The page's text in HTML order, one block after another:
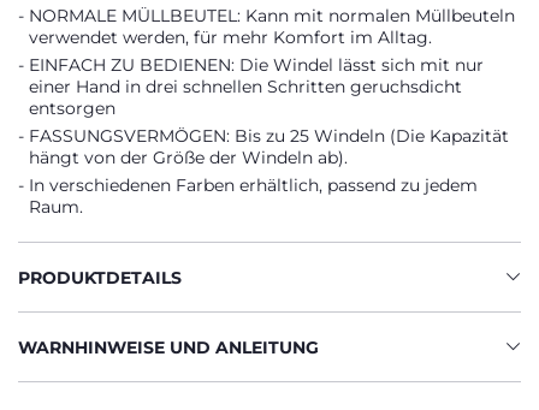
NORMALE MÜLLBEUTEL: Kann mit normalen Müllbeuteln
verwendet werden, für mehr Komfort im Alltag.
EINFACH ZU BEDIENEN: Die Windel lässt sich mit nur
einer Hand in drei schnellen Schritten geruchsdicht
entsorgen
FASSUNGSVERMÖGEN: Bis zu 25 Windeln (Die Kapazität
hängt von der Größe der Windeln ab).
In verschiedenen Farben erhältlich, passend zu jedem
Raum.
PRODUKTDETAILS
WARNHINWEISE UND ANLEITUNG